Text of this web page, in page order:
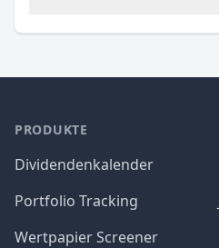
PRODUKTE
Dividendenkalender
Portfolio Tracking
Wertpapier Screener